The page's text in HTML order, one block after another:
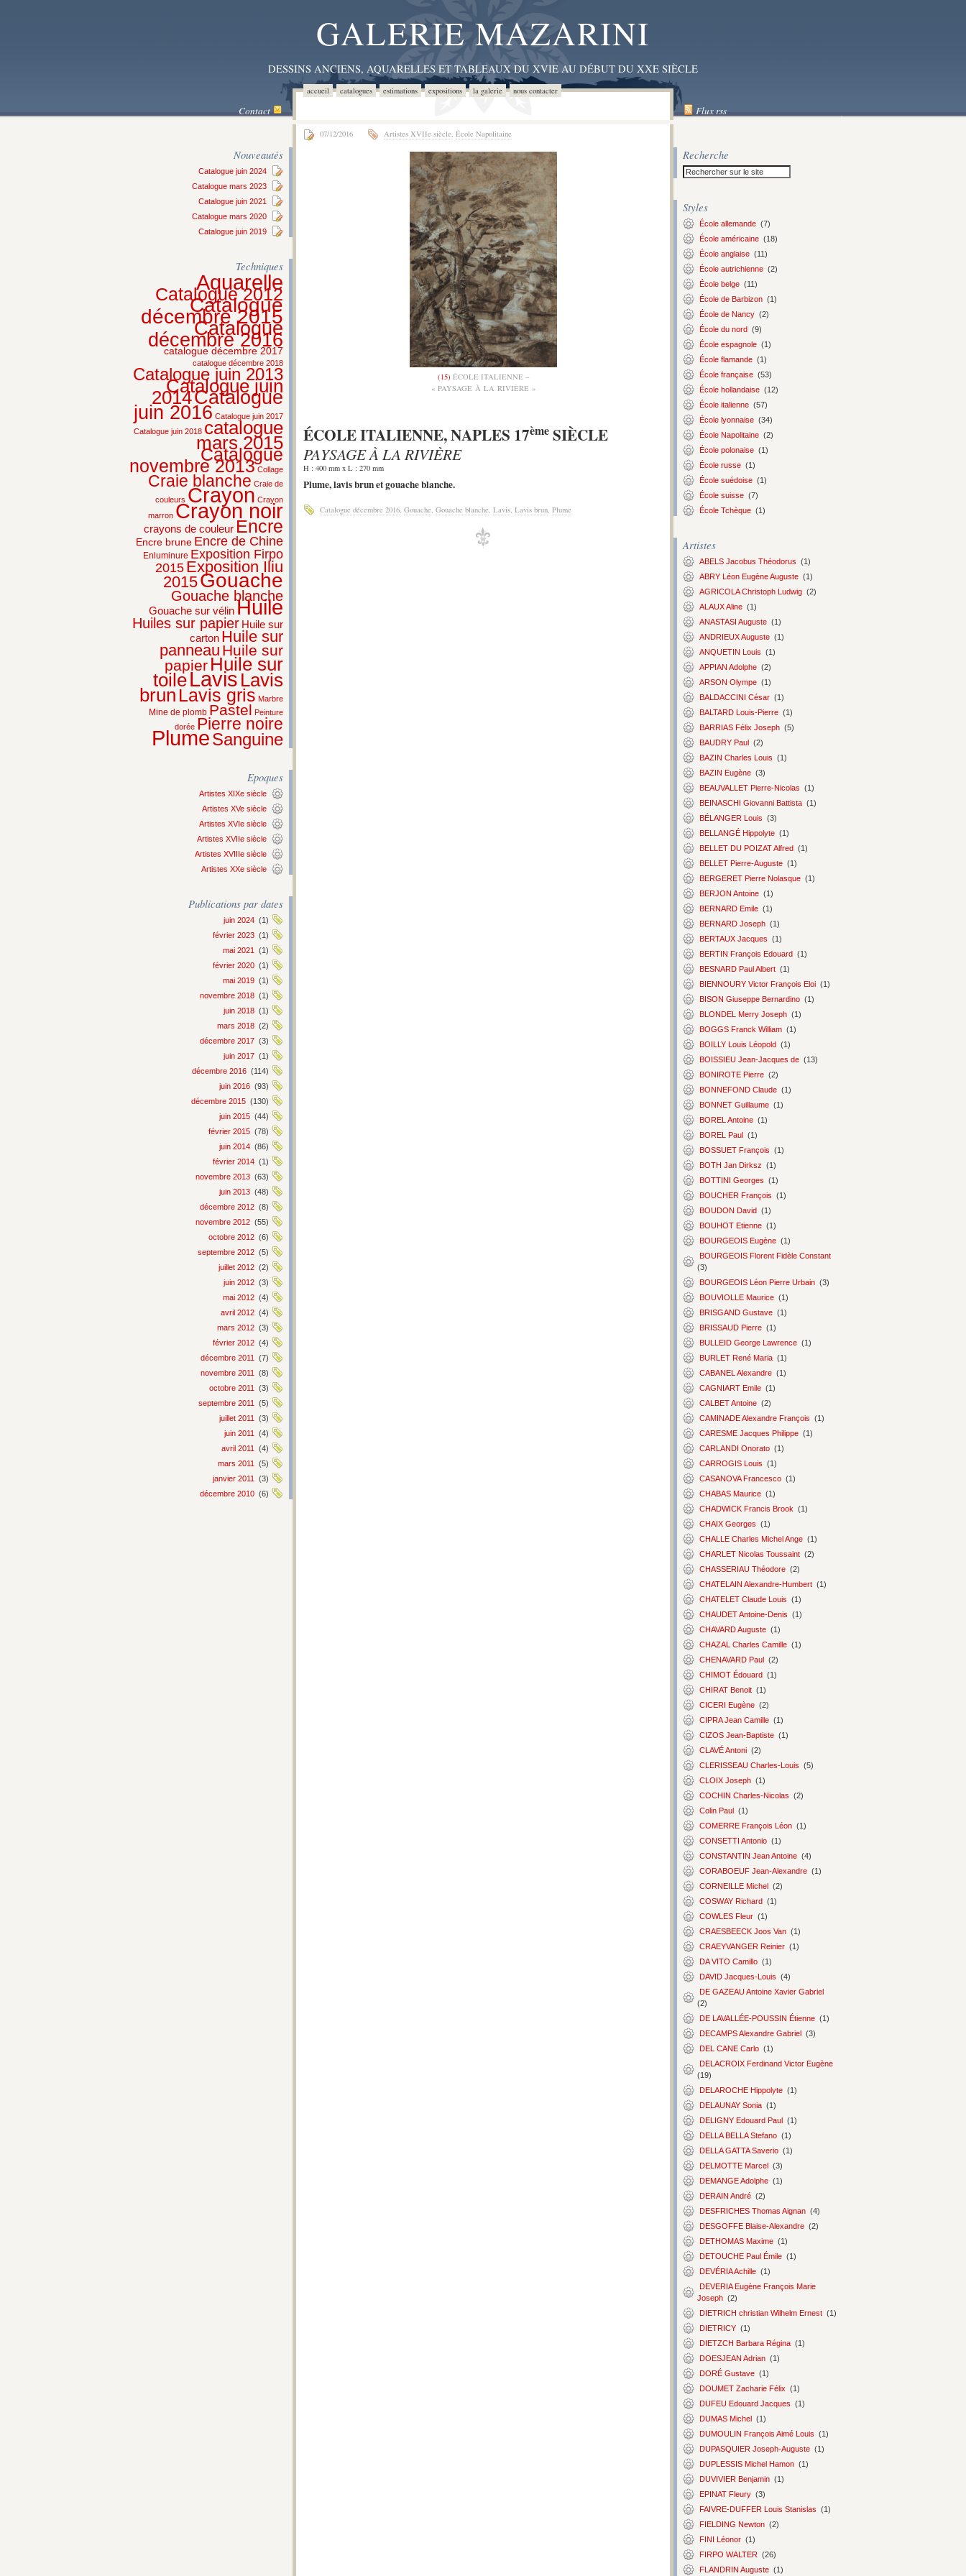
GALERIE MAZARINI
DESSINS ANCIENS, AQUARELLES ET TABLEAUX DU XVIE AU DÉBUT DU XXE SIÈCLE
accueil catalogues estimations expositions la galerie nous contacter
Contact Flux rss
Nouveautés
Catalogue juin 2024
Catalogue mars 2023
Catalogue juin 2021
Catalogue mars 2020
Catalogue juin 2019
Techniques
Aquarelle
Catalogue 2012
Catalogue
décembre 2015
Catalogue
décembre 2016
catalogue décembre 2017
catalogue décembre 2018
Catalogue juin 2013
Catalogue juin
2014Catalogue
juin 2016 Catalogue juin 2017
Catalogue juin 2018 catalogue
mars 2015
Catalogue
novembre 2013 Collage
Craie blanche Craie de
couleurs Crayon Crayon
marron Crayon noir
crayons de couleur Encre
Encre brune Encre de Chine
Enluminure Exposition Firpo
2015 Exposition Iliu
2015Gouache
Gouache blanche
Gouache sur vélinHuile
Huiles sur papier Huile sur
carton Huile sur
panneau Huile sur
papier Huile sur
toileLavis Lavis
brun Lavis gris Marbre
Mine de plomb Pastel Peinture
dorée Pierre noire
PlumeSanguine
Epoques
Artistes XIXe siècle
Artistes XVe siècle
Artistes XVIe siècle
Artistes XVIIe siècle
Artistes XVIIIe siècle
Artistes XXe siècle
Publications par dates
juin 2024 (1)
février 2023 (1)
mai 2021
(1)
février 2020 (1)
mai 2019 (1)
novembre 2018 (1)
juin 2018 (1)
mars 2018 (2)
décembre 2017 (3)
juin 2017 (1)
décembre 2016 (114)
juin 2016 (93)
décembre 2015 (130)
juin 2015 (44)
février 2015 (78)
juin 2014 (86)
février 2014 (1)
novembre 2013 (63)
juin 2013 (48)
décembre 2012 (8)
novembre 2012 (55)
octobre 2012 (6)
septembre 2012 (5)
juillet 2012 (2)
juin 2012 (3)
mai 2012 (4)
avril 2012 (4)
mars 2012 (3)
février 2012 (4)
décembre 2011
(7)
novembre 2011
(8)
octobre 2011
(3)
septembre 2011
(5)
juillet 2011
(3)
juin 2011
(4)
avril 2011
(4)
mars 2011
(5)
janvier 2011
(3)
décembre 2010 (6)
07/12/2016 Artistes XVIIe siècle, École Napolitaine
(15) ÉCOLE ITALIENNE –
« PAYSAGE À LA RIVIÈRE »
ÉCOLE ITALIENNE, NAPLES 17ème SIÈCLE
PAYSAGE À LA RIVIÈRE
H : 400 mm x L : 270 mm
Plume, lavis brun et gouache blanche.
Catalogue décembre 2016 Gouache Gouache blanche Lavis Lavis brun Plume
Recherche
Styles
École allemande (7)
École américaine (18)
École anglaise (11)
École autrichienne (2)
École belge (11)
École de Barbizon (1)
École de Nancy (2)
École du nord (9)
École espagnole (1)
École flamande (1)
École française (53)
École hollandaise (12)
École italienne (57)
École lyonnaise (34)
École Napolitaine (2)
École polonaise (1)
École russe (1)
École suédoise (1)
École suisse (7)
École Tchèque (1)
Artistes
ABELS Jacobus Théodorus (1)
ABRY Léon Eugène Auguste (1)
AGRICOLA Christoph Ludwig (2)
ALAUX Aline (1)
ANASTASI Auguste (1)
ANDRIEUX Auguste (1)
ANQUETIN Louis (1)
APPIAN Adolphe (2)
ARSON Olympe (1)
BALDACCINI César (1)
BALTARD Louis-Pierre (1)
BARRIAS Félix Joseph (5)
BAUDRY Paul (2)
BAZIN Charles Louis (1)
BAZIN Eugène (3)
BEAUVALLET Pierre-Nicolas (1)
BEINASCHI Giovanni Battista (1)
BÉLANGER Louis (3)
BELLANGÉ Hippolyte (1)
BELLET DU POIZAT Alfred (1)
BELLET Pierre-Auguste (1)
BERGERET Pierre Nolasque (1)
BERJON Antoine (1)
BERNARD Emile (1)
BERNARD Joseph (1)
BERTAUX Jacques (1)
BERTIN François Edouard (1)
BESNARD Paul Albert (1)
BIENNOURY Victor François Eloi (1)
BISON Giuseppe Bernardino (1)
BLONDEL Merry Joseph (1)
BOGGS Franck William (1)
BOILLY Louis Léopold (1)
BOISSIEU Jean-Jacques de (13)
BONIROTE Pierre (2)
BONNEFOND Claude (1)
BONNET Guillaume (1)
BOREL Antoine (1)
BOREL Paul (1)
BOSSUET François (1)
BOTH Jan Dirksz (1)
BOTTINI Georges (1)
BOUCHER François (1)
BOUDON David (1)
BOUHOT Etienne (1)
BOURGEOIS Eugène (1)
BOURGEOIS Florent Fidèle Constant
(3)
BOURGEOIS Léon Pierre Urbain (3)
BOUVIOLLE Maurice (1)
BRISGAND Gustave (1)
BRISSAUD Pierre (1)
BULLEID George Lawrence (1)
BURLET René Maria (1)
CABANEL Alexandre (1)
CAGNIART Emile (1)
CALBET Antoine (2)
CAMINADE Alexandre François (1)
CARESME Jacques Philippe (1)
CARLANDI Onorato (1)
CARROGIS Louis (1)
CASANOVA Francesco (1)
CHABAS Maurice (1)
CHADWICK Francis Brook (1)
CHAIX Georges (1)
CHALLE Charles Michel Ange (1)
CHARLET Nicolas Toussaint (2)
CHASSERIAU Théodore (2)
CHATELAIN Alexandre-Humbert (1)
CHATELET Claude Louis (1)
CHAUDET Antoine-Denis (1)
CHAVARD Auguste (1)
CHAZAL Charles Camille (1)
CHENAVARD Paul (2)
CHIMOT Édouard (1)
CHIRAT Benoit (1)
CICERI Eugène (2)
CIPRA Jean Camille (1)
CIZOS Jean-Baptiste (1)
CLAVÉ Antoni (2)
CLERISSEAU Charles-Louis (5)
CLOIX Joseph (1)
COCHIN Charles-Nicolas (2)
Colin Paul (1)
COMERRE François Léon (1)
CONSETTI Antonio (1)
CONSTANTIN Jean Antoine (4)
CORABOEUF Jean-Alexandre (1)
CORNEILLE Michel (2)
COSWAY Richard (1)
COWLES Fleur (1)
CRAESBEECK Joos Van (1)
CRAEYVANGER Reinier (1)
DA VITO Camillo (1)
DAVID Jacques-Louis (4)
DE GAZEAU Antoine Xavier Gabriel
(2)
DE LAVALLÉE-POUSSIN Étienne (1)
DECAMPS Alexandre Gabriel (3)
DEL CANE Carlo (1)
DELACROIX Ferdinand Victor Eugène
(19)
DELAROCHE Hippolyte (1)
DELAUNAY Sonia (1)
DELIGNY Edouard Paul (1)
DELLA BELLA Stefano (1)
DELLA GATTA Saverio (1)
DELMOTTE Marcel (3)
DEMANGE Adolphe (1)
DERAIN André (2)
DESFRICHES Thomas Aignan (4)
DESGOFFE Blaise-Alexandre (2)
DETHOMAS Maxime (1)
DETOUCHE Paul Émile (1)
DEVÉRIA Achille (1)
DEVERIA Eugène François Marie
Joseph (2)
DIETRICH christian Wilhelm Ernest (1)
DIETRICY (1)
DIETZCH Barbara Régina (1)
DOESJEAN Adrian (1)
DORÉ Gustave (1)
DOUMET Zacharie Félix (1)
DUFEU Edouard Jacques (1)
DUMAS Michel (1)
DUMOULIN François Aimé Louis (1)
DUPASQUIER Joseph-Auguste (1)
DUPLESSIS Michel Hamon (1)
DUVIVIER Benjamin (1)
EPINAT Fleury (3)
FAIVRE-DUFFER Louis Stanislas (1)
FIELDING Newton (2)
FINI Léonor (1)
FIRPO WALTER (26)
FLANDRIN Auguste (1)